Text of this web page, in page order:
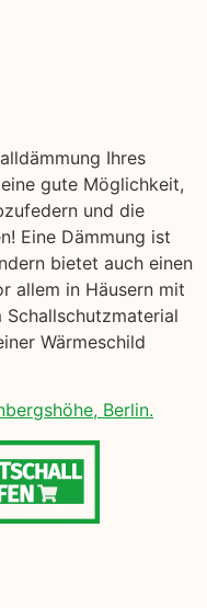
Ihres
gute Möglichkeit,
und die
Eine Dämmung ist
bietet auch einen
allem in Häusern mit
Schallschutzmaterial
Wärmeschild
Berlin.